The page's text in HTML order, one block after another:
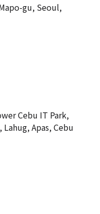
gu, Seoul,
Cebu IT Park,
Apas, Cebu